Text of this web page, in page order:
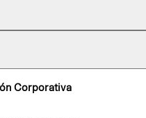
Corporativa